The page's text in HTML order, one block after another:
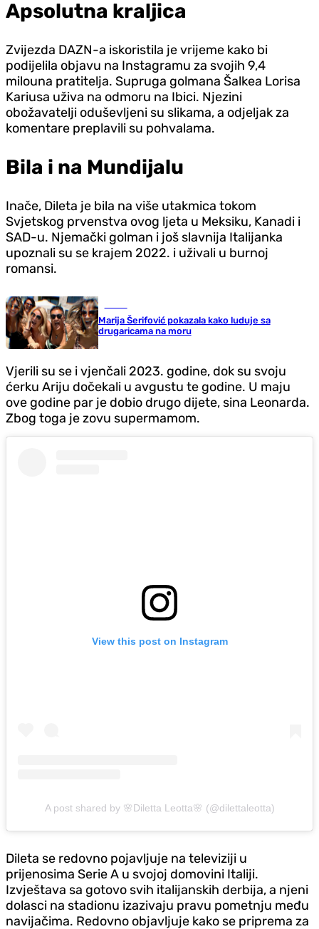
Apsolutna kraljica
Zvijezda DAZN-a iskoristila je vrijeme kako bi
podijelila objavu na Instagramu za svojih 9,4
milouna pratitelja. Supruga golmana Šalkea Lorisa
Kariusa uživa na odmoru na Ibici. Njezini
obožavatelji oduševljeni su slikama, a od‌jeljak za
komentare preplavili su pohvalama.
Bila i na Mundijalu
Inače, Dileta je bila na više utakmica tokom
Svjetskog prvenstva ovog ljeta u Meksiku, Kanadi i
SAD-u. Njemački golman i još slavnija Italijanka
upoznali su se krajem 2022. i uživali u burnoj
romansi.
Marija Šerifović pokazala kako luduje sa
drugaricama na moru
Vjerili su se i vjenčali 2023. godine, dok su svoju
ćerku Ariju dočekali u avgustu te godine. U maju
ove godine par je dobio drugo dijete, sina Leonarda.
Zbog toga je zovu supermamom.
View this post on Instagram
A post shared by 🌸Diletta Leotta🌸 (@dilettaleotta)
Dileta se redovno pojavljuje na televiziji u
prijenosima Serie A u svojoj domovini Italiji.
Izvještava sa gotovo svih italijanskih derbija, a njeni
dolasci na stadionu izazivaju pravu pometnju među
navijačima. Redovno objavljuje kako se priprema za